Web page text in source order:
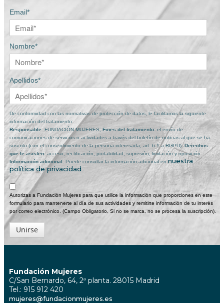
Email*
Nombre*
Apellidos*
De conformidad con las normativas de protección de datos, le facilitamos la siguiente
información del tratamiento:
Responsable: FUNDACIÓN MUJERES, Fines del tratamiento: el envío de
comunicaciones de servicios o actividades a través del boletín de noticias al que se ha
suscrito (con el consentimiento de la persona interesada, art. 6.1.a RGPD).Derechos
que le asisten:acceso, rectificación, portabilidad, supresión, limitación y oposición.
Información adicional: Puede consultar la información adicional en nuestra
política de privacidad
Autorizas a Fundación Mujeres para que utilice la información que proporciones en este
formulario para mantenerte al día de sus actividades y remitirte información de tu interés
por correo electrónico. (Campo Obligatorio. Si no se marca, no se procesa la suscripción).
Unirse
Fundación Mujeres
C/San Bernardo, 64, 2ª planta. 28015 Madrid
Tel.: 915 912 420
mujeres@fundacionmujeres.es